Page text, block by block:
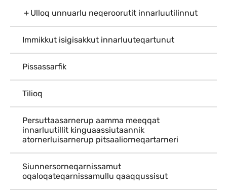
Ulloq unnuarlu neqeroorutit innarluutilinnut
Immikkut isigisakkut innarluuteqartunut
Pissassarfik
Tilioq
Persuttaasarnerup aamma meeqqat
innarluutillit kinguaassiutaannik
atornerluisarnerup pitsaaliorneqartarneri
Siunnersorneqarnissamut
oqaloqateqarnissamullu qaaqqussisut